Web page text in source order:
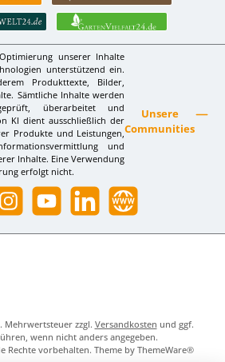
unserer Inhalte
unterstützend ein.
Produkttexte, Bilder,
Sämtliche Inhalte werden
überarbeitet und
KI dient ausschließlich der
Produkte und Leistungen,
und
Inhalte. Eine Verwendung
erfolgt nicht.
Unsere
Communities
YouTube LinkedIn Website
Mehrwertsteuer zzgl. Versandkosten und ggf.
wenn nicht anders angegeben.
Rechte vorbehalten. Theme by ThemeWare®